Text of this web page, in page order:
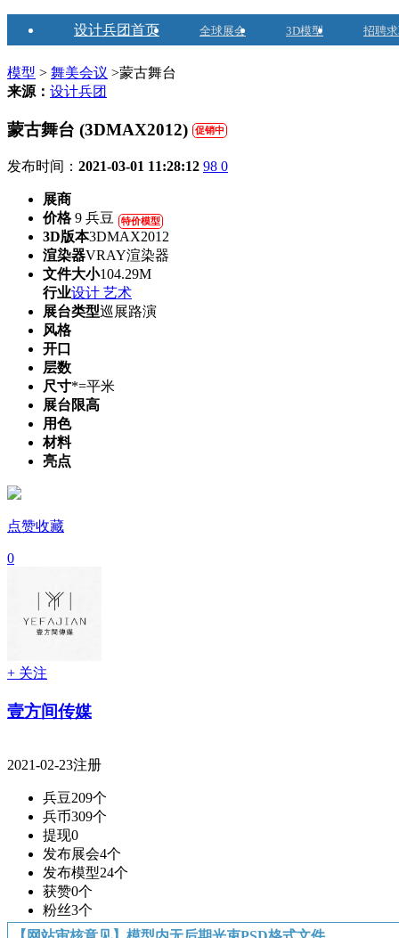
设计兵团首页 全球展会 3D模型 招聘
模型 > 舞美会议 >蒙古舞台
来源： 设计兵团
蒙古舞台 (3DMAX2012) 促销中
发布时间： 2021-03-01 11:28:12 98 0
展商
价格9 兵豆 特价模型
3D版本3DMAX2012
渲染器VRAY渲染器
文件大小104.29M
行业设计 艺术
展台类型巡展路演
风格
开口
层数
尺寸*=平米
展台限高
用色
材料
亮点
点赞收藏
0
+ 关注
壹方间传媒
2021-02-23注册
兵豆209个
兵币309个
提现0
发布展会4个
发布模型24个
获赞0个
粉丝3个